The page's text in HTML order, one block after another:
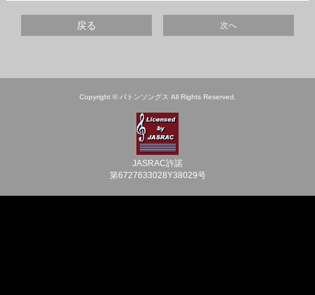
戻る 次へ
Copyright © バトンソングス All Rights Reserved.
JASRAC許諾
第6727633028Y38029号